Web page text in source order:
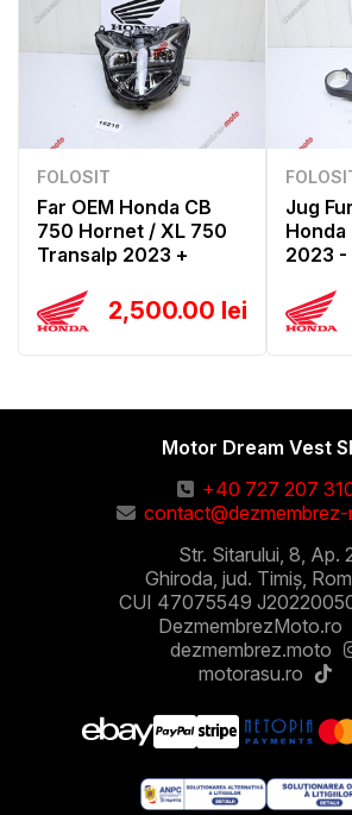
FOLOSIT
Far OEM Honda CB
750 Hornet / XL 750
Transalp 2023 +
2,500.00 lei
Jug
2023 -
Motor Dream Vest
+40 727 207
Str. Sitarului, 8, Ap.
Ghiroda, jud. Timiș,
CUI 47075549
DezmembrezMoto.ro
dezmembrez.moto
motorasu.ro